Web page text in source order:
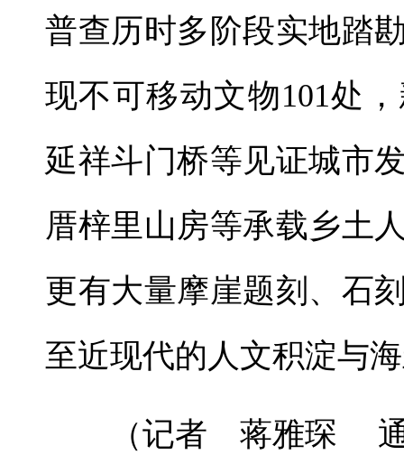
普查历时多阶段实地踏
现不可移动文物101处
延祥斗门桥等见证城市
厝梓里山房等承载乡土
更有大量摩崖题刻、石
至近现代的人文积淀与
（记者 蒋雅琛 通